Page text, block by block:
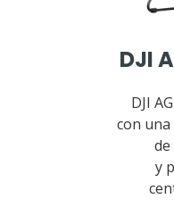
DJI
DJI
con una
y